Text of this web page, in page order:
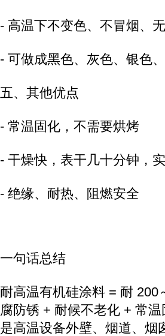
- 高温下不变色、不冒烟、
- 可做成黑色、灰色、银色
五、其他优点
- 常温固化，不需要烘烤
- 干燥快，表干几十分钟，
- 绝缘、耐热、阻燃安全
一句话总结
耐高温有机硅涂料 = 耐
腐防锈 + 耐候不老化 + 常温
是高温设备外壁、烟道、烟